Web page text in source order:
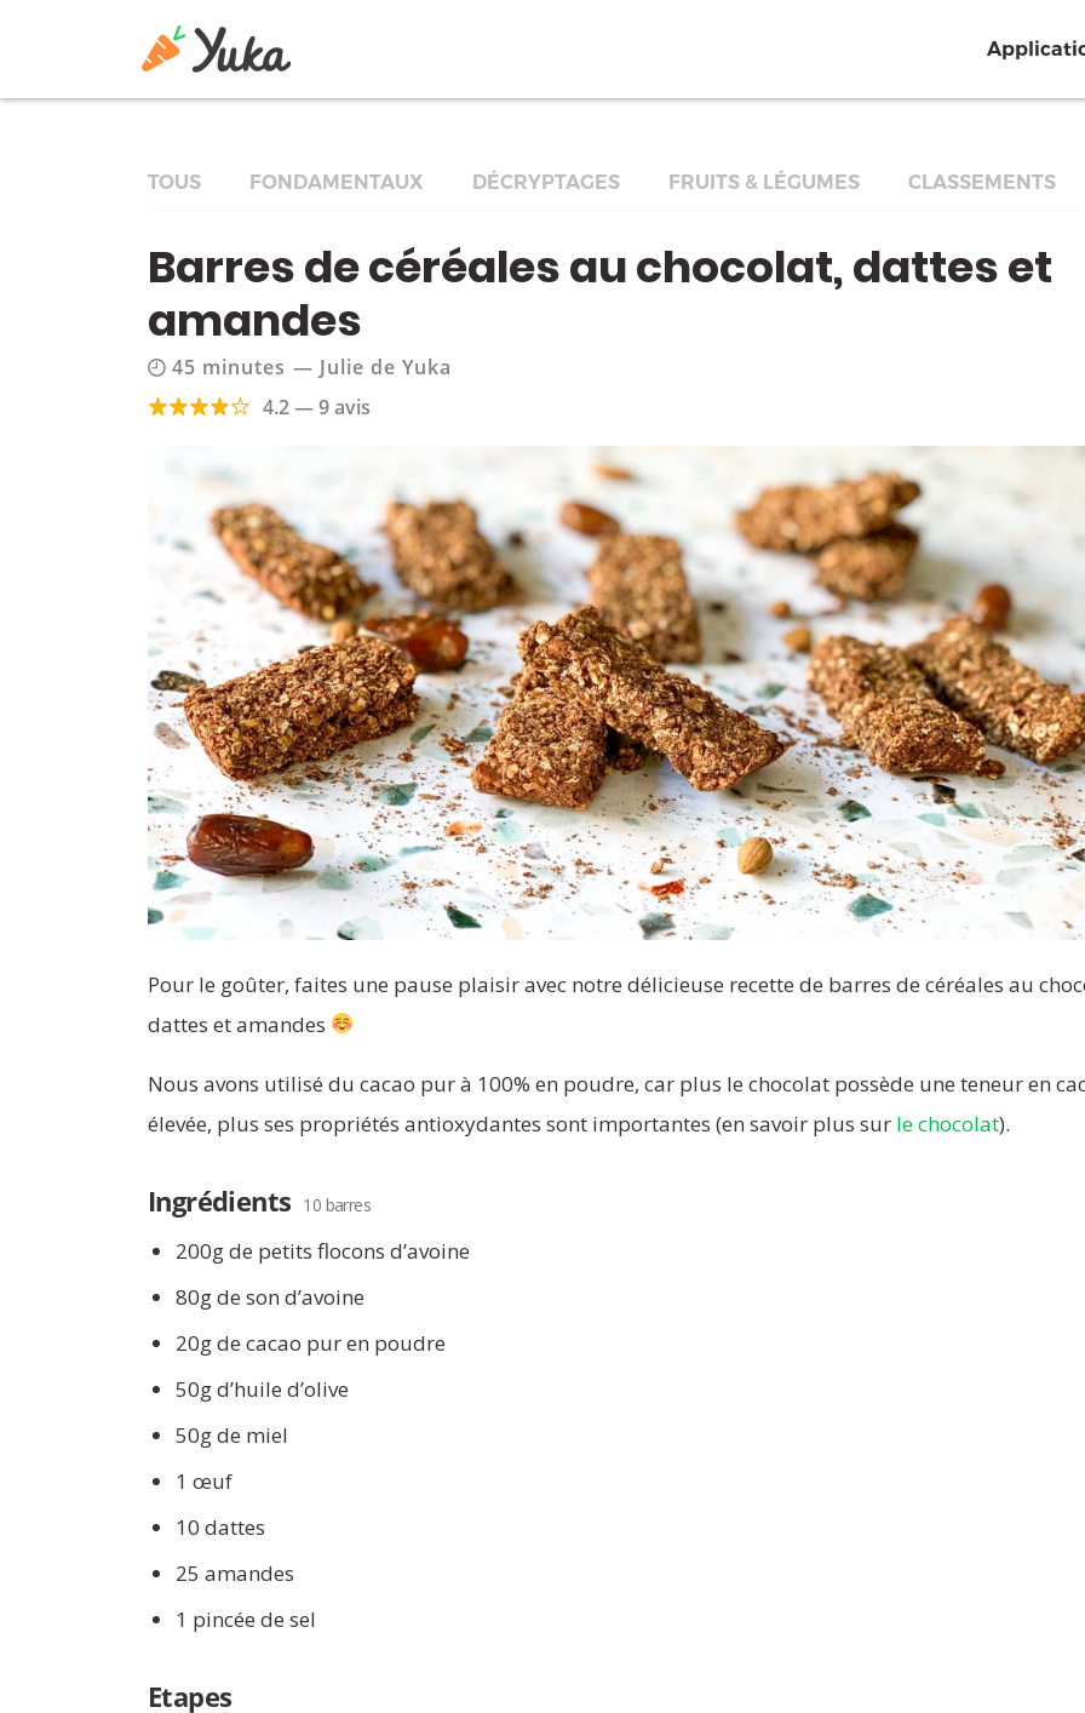
TOUS FONDAMENTAUX DÉCRYPTAGES FRUITS & LÉGUMES CLASSEMENTS
Barres de céréales au chocolat, dattes et
amandes
45 minutes — Julie de Yuka
4.2 — 9 avis
Pour le goûter, faites une pause plaisir avec notre délicieuse recette de barres de céréales au
dattes et amandes
Nous avons utilisé du cacao pur à 100% en poudre, car plus le chocolat possède une teneur en
élevée, plus ses propriétés antioxydantes sont importantes (en savoir plus sur le chocolat).
Ingrédients 10 barres
200g de petits flocons d’avoine
80g de son d’avoine
20g de cacao pur en poudre
50g d’huile d’olive
50g de miel
1 œuf
10 dattes
25 amandes
1 pincée de sel
Etapes